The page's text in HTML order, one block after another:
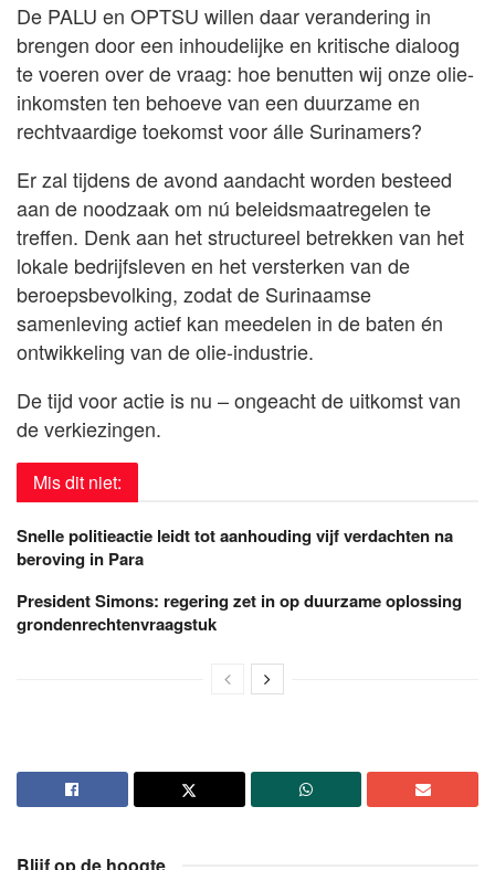
De PALU en OPTSU willen daar verandering in
brengen door een inhoudelijke en kritische dialoog
te voeren over de vraag: hoe benutten wij onze olie-
inkomsten ten behoeve van een duurzame en
rechtvaardige toekomst voor álle Surinamers?
Er zal tijdens de avond aandacht worden besteed
aan de noodzaak om nú beleidsmaatregelen te
treffen. Denk aan het structureel betrekken van het
lokale bedrijfsleven en het versterken van de
beroepsbevolking, zodat de Surinaamse
samenleving actief kan meedelen in de baten én
ontwikkeling van de olie-industrie.
De tijd voor actie is nu – ongeacht de uitkomst van
de verkiezingen.
Mis dit niet:
Snelle politieactie leidt tot aanhouding vijf verdachten na
beroving in Para
President Simons: regering zet in op duurzame oplossing
grondenrechtenvraagstuk